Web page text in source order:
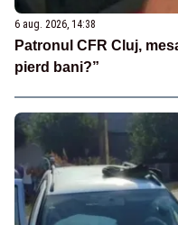
6 aug. 2026, 14:38
Patronul CFR Cluj,
pierd bani?”